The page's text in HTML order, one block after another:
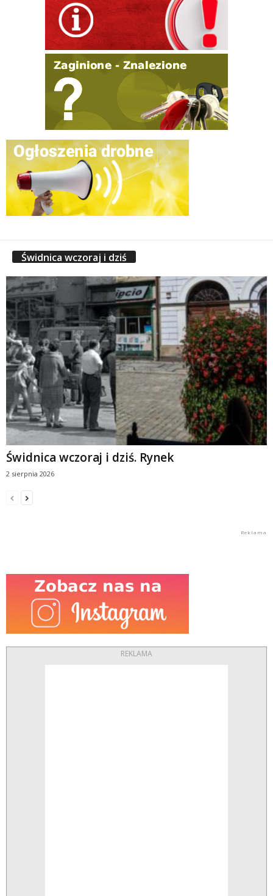
Świdnica wczoraj i dziś
Świdnica wczoraj i dziś. Rynek
2 sierpnia 2026
REKLAMA